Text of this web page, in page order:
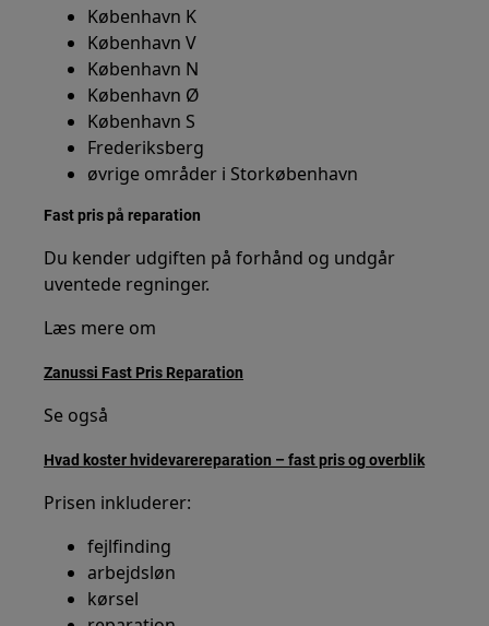
København K
København V
København N
København Ø
København S
Frederiksberg
øvrige områder i Storkøbenhavn
Fast pris på reparation
Du kender udgiften på forhånd og undgår
uventede regninger.
Læs mere om
Zanussi Fast Pris Reparation
Se også
Hvad koster hvidevarereparation – fast pris og overblik
Prisen inkluderer:
fejlfinding
arbejdsløn
kørsel